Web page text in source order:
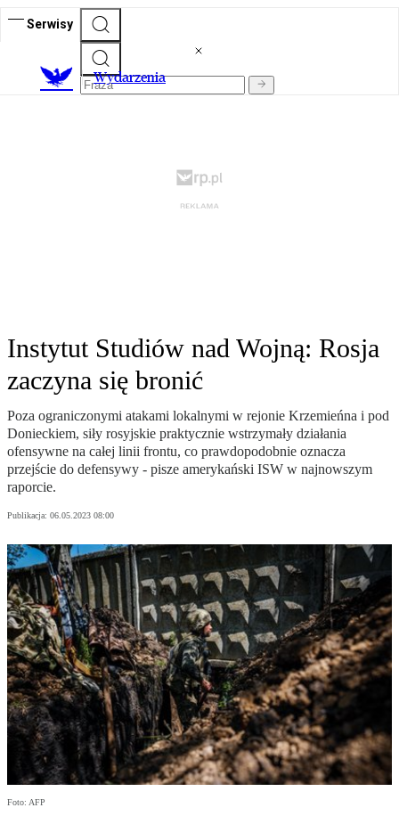
Serwisy
Wydarzenia
Instytut Studiów nad Wojną: Rosja
zaczyna się bronić
Poza ograniczonymi atakami lokalnymi w rejonie Krzemieńna i pod
Donieckiem, siły rosyjskie praktycznie wstrzymały działania
ofensywne na całej linii frontu, co prawdopodobnie oznacza
przejście do defensywy - pisze amerykański ISW w najnowszym
raporcie.
Publikacja: 06.05.2023 08:00
Foto: AFP